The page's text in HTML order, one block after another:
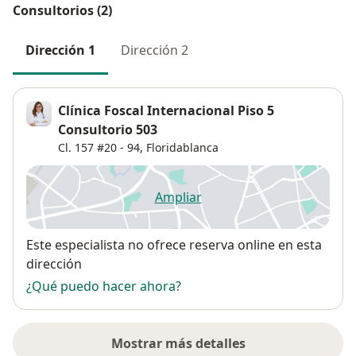
Consultorios (2)
Dirección 1 Dirección 2
Clínica Foscal Internacional Piso 5
Consultorio 503
Cl. 157 #20 - 94, Floridablanca
Ampliarse abre en una nueva
Disponibilidad
Este especialista no ofrece reserva online en esta
dirección
¿Qué puedo hacer ahora?
Mostrar más detalles
sobre la dirección